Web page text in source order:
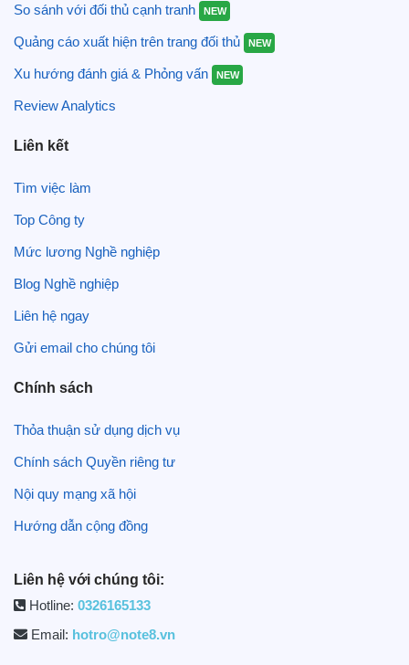
So sánh với đối thủ cạnh tranh NEW
Quảng cáo xuất hiện trên trang đối thủ NEW
Xu hướng đánh giá & Phỏng vấn NEW
Review Analytics
Liên kết
Tìm việc làm
Top Công ty
Mức lương Nghề nghiệp
Blog Nghề nghiệp
Liên hệ ngay
Gửi email cho chúng tôi
Chính sách
Thỏa thuận sử dụng dịch vụ
Chính sách Quyền riêng tư
Nội quy mạng xã hội
Hướng dẫn cộng đồng
Liên hệ với chúng tôi:
Hotline: 0326165133
Email: hotro@note8.vn